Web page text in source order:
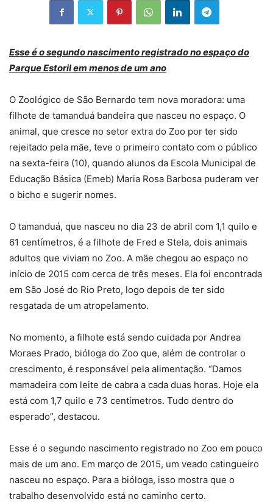
Esse é o segundo nascimento registrado no espaço do
Parque Estoril em menos de um ano
O Zoológico de São Bernardo tem nova moradora: uma
filhote de tamanduá bandeira que nasceu no espaço. O
animal, que cresce no setor extra do Zoo por ter sido
rejeitado pela mãe, teve o primeiro contato com o público
na sexta-feira (10), quando alunos da Escola Municipal de
Educação Básica (Emeb) Maria Rosa Barbosa puderam ver
o bicho e sugerir nomes.
O tamanduá, que nasceu no dia 23 de abril com 1,1 quilo e
61 centímetros, é a filhote de Fred e Stela, dois animais
adultos que viviam no Zoo. A mãe chegou ao espaço no
início de 2015 com cerca de três meses. Ela foi encontrada
em São José do Rio Preto, logo depois de ter sido
resgatada de um atropelamento.
No momento, a filhote está sendo cuidada por Andrea
Moraes Prado, bióloga do Zoo que, além de controlar o
crescimento, é responsável pela alimentação. “Damos
mamadeira com leite de cabra a cada duas horas. Hoje ela
está com 1,7 quilo e 73 centímetros. Tudo dentro do
esperado”, destacou.
Esse é o segundo nascimento registrado no Zoo em pouco
mais de um ano. Em março de 2015, um veado catingueiro
nasceu no espaço. Para a bióloga, isso mostra que o
trabalho desenvolvido está no caminho certo.